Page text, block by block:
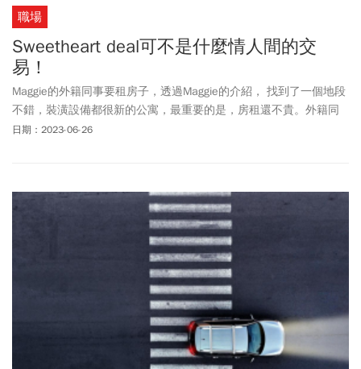
職場
Sweetheart deal可不是什麼情人間的交
易！
Maggie的外籍同事要租房子，透過Maggie的介紹， 找到了一個地段
不錯，裝潢設備都很新的公寓，最重要的是，房租還不貴。外籍同
事向Maggie說：It’s a sweetheart deal.＂No, no, no. It’s not my
日期：2023-06-26